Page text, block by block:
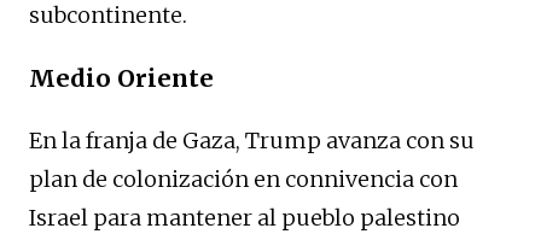
subcontinente.
Medio Oriente
En la franja de Gaza, Trump avanza con su
plan de colonización en connivencia con
Israel para mantener al pueblo palestino